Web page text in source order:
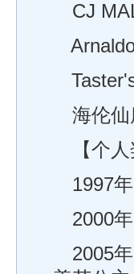
CJ
Arnaldo
Taster's
海伦仙
【个人
1997年
2000年
2005年